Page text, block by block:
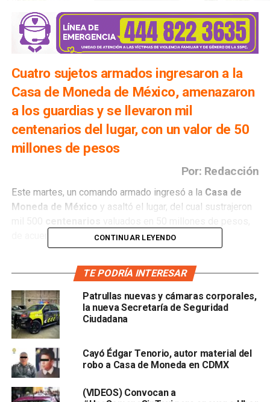
Cuatro sujetos armados ingresaron a la
Casa de Moneda de México, amenazaron
a los guardias y se llevaron mil
centenarios del lugar, con un valor de 50
millones de pesos
Por: Redacción
Este martes, un comando armado ingresó a la Casa de
Moneda de México y asaltó el lugar, del cual sustrajeron
de acuerdo con información extraoficial.
del lugar y, tras hacerse del botín, lograron darse a la fuga.
Hasta el momento se ha desplegado un fuerte operativo
policial en las inmediaciones del sitio, ubicado en Paseo
de la Reforma.
Jesús Orta, secretario deSeguridad Ciudadana, detalló
que fueron cuatro asaltantes quienes perpetraron el robo,
según se puede constatar en las cámaras del
CONTINUAR LEYENDO
TE PODRÍA INTERESAR
Patrullas nuevas y cámaras corporales,
la nueva Secretaría de Seguridad
Ciudadana
Cayó Édgar Tenorio, autor material del
robo a Casa de Moneda en CDMX
(VIDEOS) Convocan a